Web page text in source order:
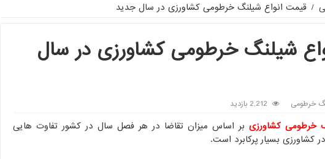
/ قیمت انواع شیلنگ خرطومی کشاورزی در سال جدید
شیلنگ خرطومی کشاورزی در سال
خرطومی 2,212 بازدید
خرطومی کشاورزیبر اساس میزان تقاضا در هر فصل سال در کشور تفاوت هایی
کشاورزی بسیار پرکابرد است.